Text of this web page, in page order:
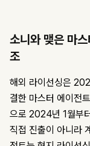
소니와 맺은 마
조
해외 라이선싱은
결한 마스터 에이전
으로 2024년 1월부
직접 진출이 아니라